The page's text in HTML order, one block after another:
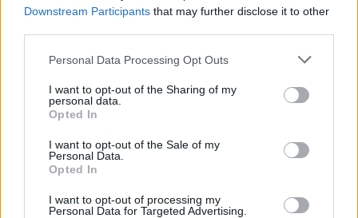
Downstream Participants that may further disclose it to other
Personal Data Processing Opt Outs
I want to opt-out of the Sharing of my
personal data.
Opted In
I want to opt-out of the Sale of my
Personal Data.
Opted In
I want to opt-out of processing my
Personal Data for Targeted Advertising.
Žiūrimiausi įrašai
00:00:30
Vaizdai iš tragiškos avarijos Vilniaus r.: dviejų moterų ir
vaiko gyvybių išgelbėti nepavyko
Žinios | Lietuvos diena
00:00:57
Savaitės vidurys nusimato karštas: temperatūra kils iki
Žinios | Orai